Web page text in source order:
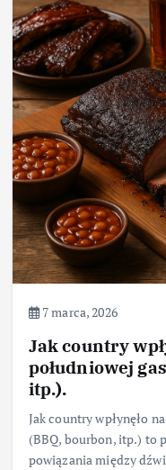
7 marca, 2026
Jak country
południowej
itp.).
Jak country wpłynęło
(BBQ, bourbon, itp.) to
powiązania między